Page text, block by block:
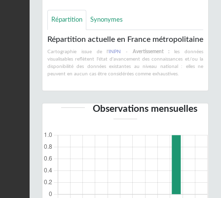
Répartition Synonymes
Répartition actuelle en France métropolitaine
Cartographie issue de l' INPN - Avertissement : les données
visualisables reflètent l'état d'avancement des connaissances et/ou la
disponibilité des données existantes au niveau national : elles ne
peuvent en aucun cas être considérées comme exhaustives.
Observations mensuelles